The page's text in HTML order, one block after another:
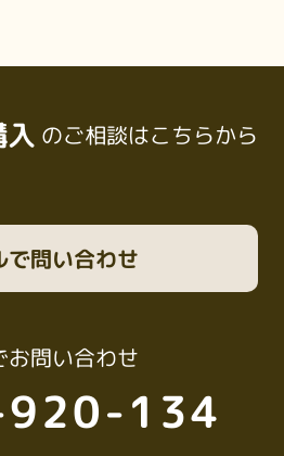
のご相談はこちらから
お問い合わせ
134
で問い合わせ